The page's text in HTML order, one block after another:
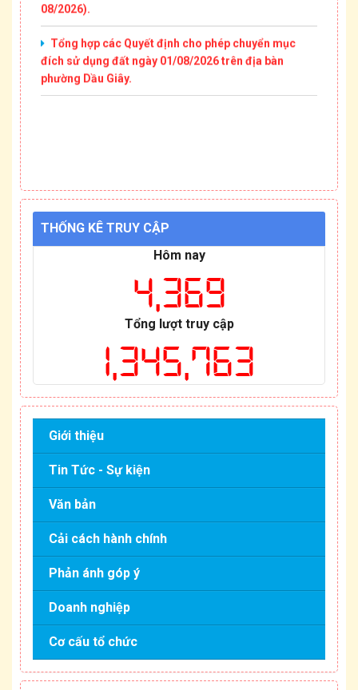
Tổng hợp các Quyết định cho phép chuyển mục
đích sử dụng đất ngày 01/08/2026 trên địa bàn
phường Dầu Giây.
THỐNG KÊ TRUY CẬP
Hôm nay
4,369
Tổng lượt truy cập
1,345,763
Giới thiệu
Tin Tức - Sự kiện
Văn bản
Cải cách hành chính
Phản ánh góp ý
Doanh nghiệp
Cơ cấu tổ chức